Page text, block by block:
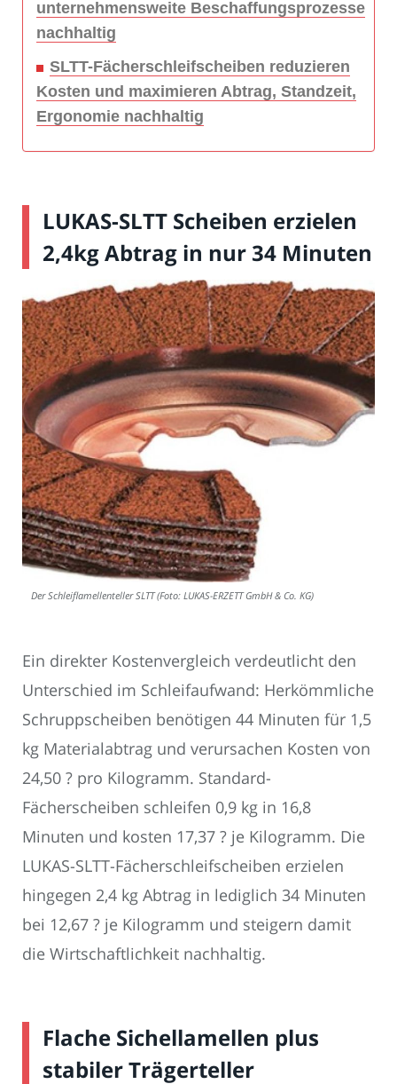
unternehmensweite Beschaffungsprozesse
nachhaltig
SLTT-Fächerschleifscheiben reduzieren
Kosten und maximieren Abtrag, Standzeit,
Ergonomie nachhaltig
LUKAS-SLTT Scheiben erzielen
2,4kg Abtrag in nur 34 Minuten
Der Schleiflamellenteller SLTT (Foto: LUKAS-ERZETT GmbH & Co. KG)
Ein direkter Kostenvergleich verdeutlicht den
Unterschied im Schleifaufwand: Herkömmliche
Schruppscheiben benötigen 44 Minuten für 1,5
kg Materialabtrag und verursachen Kosten von
24,50 ? pro Kilogramm. Standard-
Fächerscheiben schleifen 0,9 kg in 16,8
Minuten und kosten 17,37 ? je Kilogramm. Die
LUKAS-SLTT-Fächerschleifscheiben erzielen
hingegen 2,4 kg Abtrag in lediglich 34 Minuten
bei 12,67 ? je Kilogramm und steigern damit
die Wirtschaftlichkeit nachhaltig.
Flache Sichellamellen plus
stabiler Trägerteller